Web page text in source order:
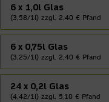
6 x 1,0l Glas
(3,58/1l) zzgl. 2,40 € Pfand
6 x 0,75l Glas
(3,25/1l) zzgl. 2,40 € Pfand
24 x 0,2l Glas
(4,42/1l) zzgl. 5,10 € Pfand